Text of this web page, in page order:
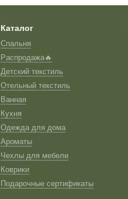
Каталог
Спальня
Распродажа🔥
Детский текстиль
Отельный текстиль
Ванная
Кухня
Одежда для дома
Ароматы
Чехлы для мебели
Коврики
Подарочные сертификаты